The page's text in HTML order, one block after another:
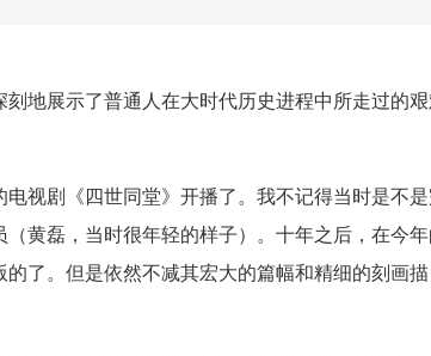
地展示了普通人在大时代历史进程中所走过的
视剧《四世同堂》开播了。我不记得当时是不
黄磊，当时很年轻的样子）。十年之后，在今
了。但是依然不减其宏大的篇幅和精细的刻画描